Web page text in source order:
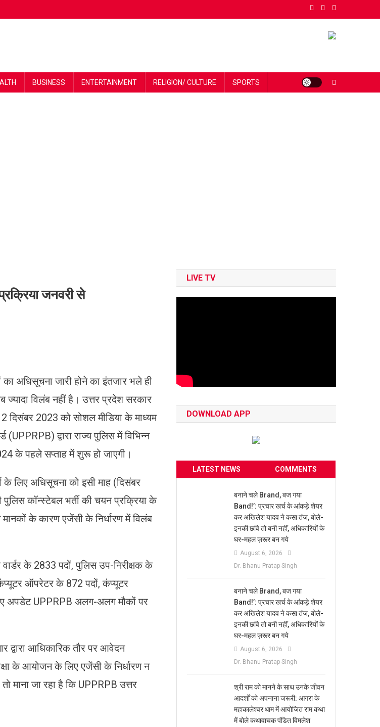
BUSINESS ENTERTAINMENT RELIGION/ CULTURE SPORTS
जनवरी से
का अधिसूचना जारी होने का इंतजार भले ही
विलंब नहीं है। उत्तर प्रदेश सरकार
दिसंबर 2023 को सोशल मीडिया के माध्यम
(UPPRPB) द्वारा राज्य पुलिस में विभिन्न
के पहले सप्ताह में शुरू हो जाएगी।
लिए अधिसूचना को इसी माह (दिसंबर
कॉन्स्टेबल भर्ती की चयन प्रक्रिया के
के कारण एजेंसी के निर्धारण में विलंब
के 2833 पदों, पुलिस उप-निरीक्षक के
ऑपरेटर के 872 पदों, कंप्यूटर
अपडेट UPPRPB अलग-अलग मौकों पर
द्वारा आधिकारिक तौर पर आवेदन
के आयोजन के लिए एजेंसी के निर्धारण न
माना जा रहा है कि UPPRPB उत्तर
LIVE TV
DOWNLOAD APP
LATEST NEWS COMMENTS
बनाने चले Brand, बज गया
Band!’: प्रचार खर्च के आंकड़े शेयर
कर अखिलेश यादव ने कसा तंज, बोले-
इनकी छवि तो बनी नहीं, अधिकारियों के
घर-महल ज़रूर बन गये
August 6, 2026
Dr. Bhanu Pratap Singh
बनाने चले Brand, बज गया
Band!’: प्रचार खर्च के आंकड़े शेयर
कर अखिलेश यादव ने कसा तंज, बोले-
इनकी छवि तो बनी नहीं, अधिकारियों के
घर-महल ज़रूर बन गये
August 6, 2026
Dr. Bhanu Pratap Singh
​श्री राम को मानने के साथ उनके जीवन
आदर्शों को अपनाना जरूरी: आगरा के
महाकालेश्वर धाम में आयोजित राम कथा
में बोले कथावाचक पंडित विमलेश